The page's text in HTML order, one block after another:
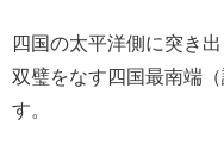
四国の太平洋側に突き
双璧をなす四国最南端
す。